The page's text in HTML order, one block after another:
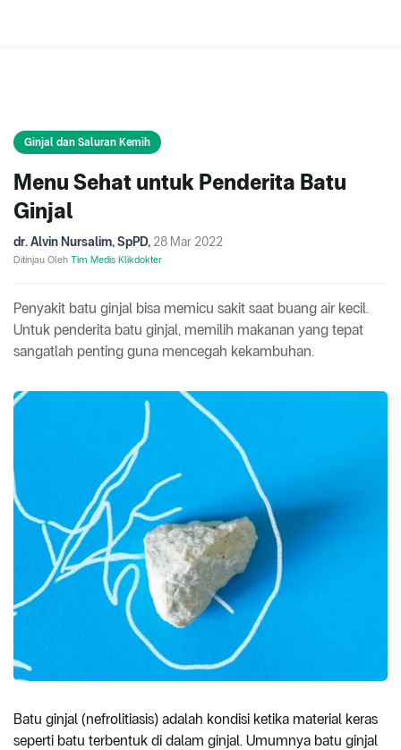
Ginjal dan Saluran Kemih
Menu Sehat untuk Penderita Batu
Ginjal
dr. Alvin Nursalim, SpPD, 28 Mar 2022
Ditinjau Oleh Tim Medis Klikdokter
Penyakit batu ginjal bisa memicu sakit saat buang air kecil.
Untuk penderita batu ginjal, memilih makanan yang tepat
sangatlah penting guna mencegah kekambuhan.
Batu ginjal (nefrolitiasis) adalah kondisi ketika material keras
seperti batu terbentuk di dalam ginjal. Umumnya batu ginjal